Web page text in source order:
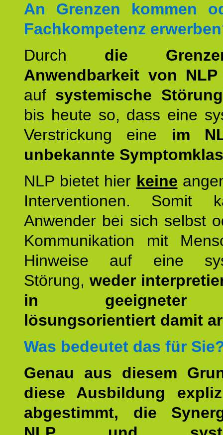
An Grenzen kommen
Fachkompetenz
Durch die
Anwendbarkeit von NLP
auf systemische
bis heute so, dass eine
Verstrickung eine im
unbekannte
NLP bietet hier keine
Interventionen. Somit
Anwender bei sich selbst
Kommunikation mit
Hinweise auf eine
Störung, weder
in geeigneter
lösungsorientiert damit
Was bedeutet das für
Genau aus diesem
diese Ausbildung
abgestimmt, die